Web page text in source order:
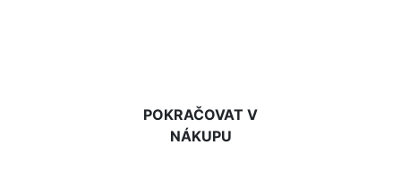
POKRAČOVAT V
NÁKUPU